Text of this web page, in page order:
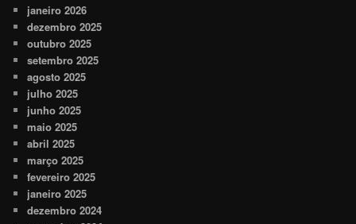
janeiro 2026
dezembro 2025
outubro 2025
setembro 2025
agosto 2025
julho 2025
junho 2025
maio 2025
abril 2025
março 2025
fevereiro 2025
janeiro 2025
dezembro 2024